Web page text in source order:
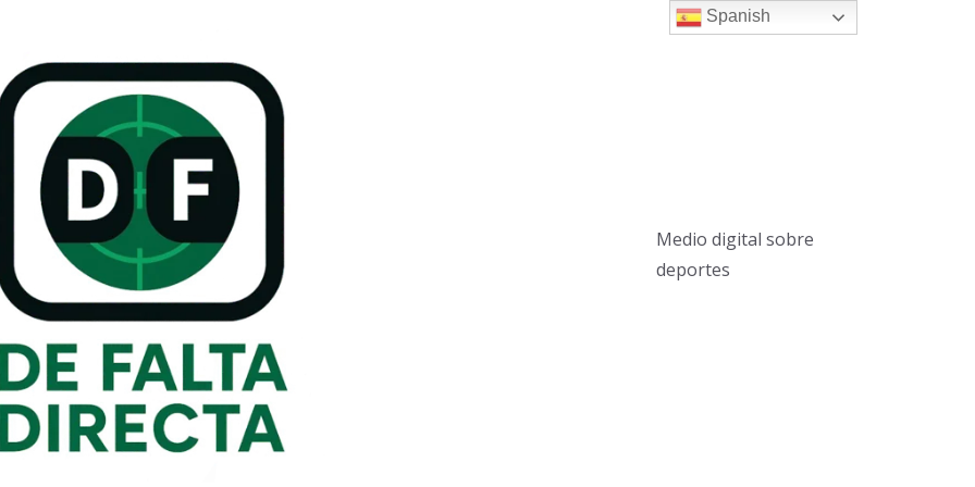
Medio digital sobre
deportes
Spanish